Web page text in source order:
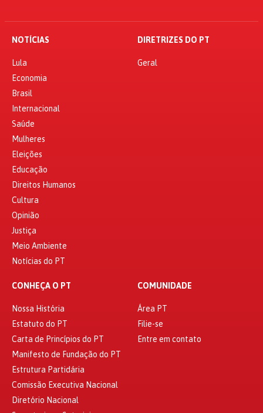
NOTÍCIAS
Lula
Economia
Brasil
Internacional
Saúde
Mulheres
Eleições
Educação
Direitos Humanos
Cultura
Opinião
Justiça
Meio Ambiente
Notícias do PT
DIRETRIZES DO PT
Geral
CONHEÇA O PT
Nossa História
Estatuto do PT
Carta de Princípios do PT
Manifesto de Fundação do PT
Estrutura Partidária
Comissão Executiva Nacional
Diretório Nacional
COMUNIDADE
Área PT
Filie-se
Entre em contato